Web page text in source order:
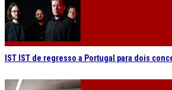
IST IST de regresso a Portugal para dois